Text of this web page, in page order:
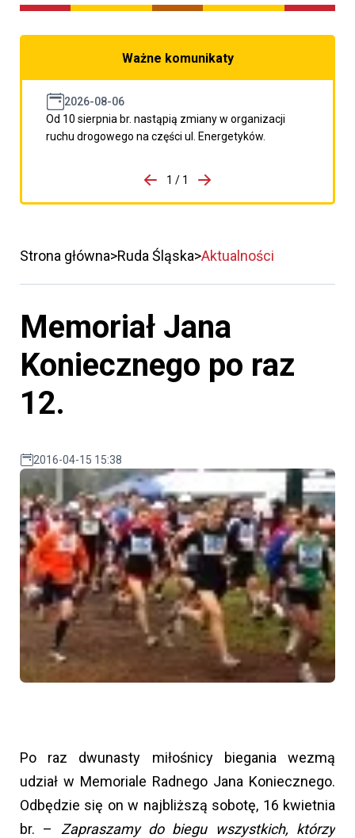
Ważne komunikaty
2026-08-06
Od 10 sierpnia br. nastąpią zmiany w organizacji
ruchu drogowego na części ul. Energetyków.
porzpedniego komunikatu
1 / 1
Przejdź do następnego
Strona główna Ruda Śląska Aktualności
Memoriał Jana
Koniecznego po raz
12.
2016-04-15 15:38
Po raz dwunasty miłośnicy biegania wezmą
udział w Memoriale Radnego Jana Koniecznego.
Odbędzie się on w najbliższą sobotę, 16 kwietnia
br. – Zapraszamy do biegu wszystkich, którzy